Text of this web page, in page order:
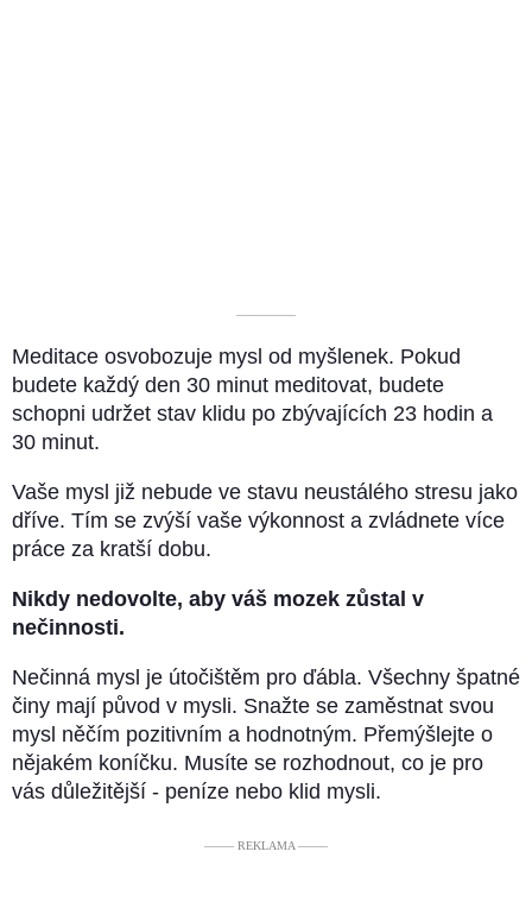
––––––––––
Meditace osvobozuje mysl od myšlenek. Pokud
budete každý den 30 minut meditovat, budete
schopni udržet stav klidu po zbývajících 23 hodin a
30 minut.
Vaše mysl již nebude ve stavu neustálého stresu jako
dříve. Tím se zvýší vaše výkonnost a zvládnete více
práce za kratší dobu.
Nikdy nedovolte, aby váš mozek zůstal v
nečinnosti.
Nečinná mysl je útočištěm pro ďábla. Všechny špatné
činy mají původ v mysli. Snažte se zaměstnat svou
mysl něčím pozitivním a hodnotným. Přemýšlejte o
nějakém koníčku. Musíte se rozhodnout, co je pro
vás důležitější - peníze nebo klid mysli.
––––– REKLAMA –––––